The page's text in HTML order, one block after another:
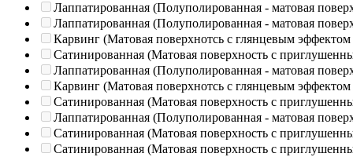
Лаппатированная (Полуполированная - матовая
Лаппатированная (Полуполированная - матовая
Карвинг (Матовая поверхнотсь с глянцевым эффектом
Сатинированная (Матовая поверхность с
Лаппатированная (Полуполированная - матовая
Карвинг (Матовая поверхнотсь с глянцевым эффектом
Сатинированная (Матовая поверхность с
Лаппатированная (Полуполированная - матовая
Сатинированная (Матовая поверхность с
Сатинированная (Матовая поверхность с